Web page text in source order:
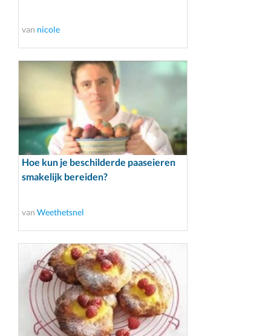
van nicole
Hoe kun je beschilderde paaseieren
smakelijk bereiden?
van Weethetsnel